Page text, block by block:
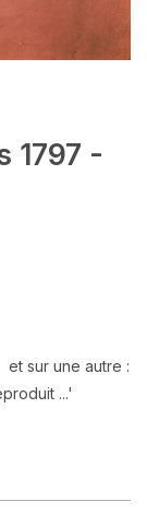
1797 -
et sur une autre :
...'